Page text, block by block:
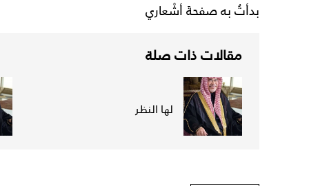
بدأتُ به صفحةَ أشْعاري
مقالات ذات صلة
لها النظر